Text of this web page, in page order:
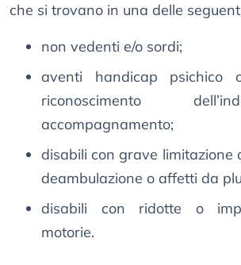
che si trovano in una delle
non vedenti e/o sordi;
aventi handicap psichico
riconoscimento
accompagnamento;
disabili con grave limitazione
deambulazione o affetti da
disabili con ridotte o
motorie.